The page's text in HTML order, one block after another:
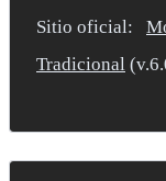
Sitio oficial:
Tradicional